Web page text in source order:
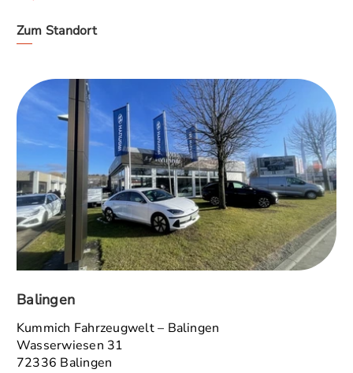
Zum Standort
Balingen
Kummich Fahrzeugwelt – Balingen
Wasserwiesen 31
72336 Balingen